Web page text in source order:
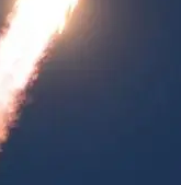
Для